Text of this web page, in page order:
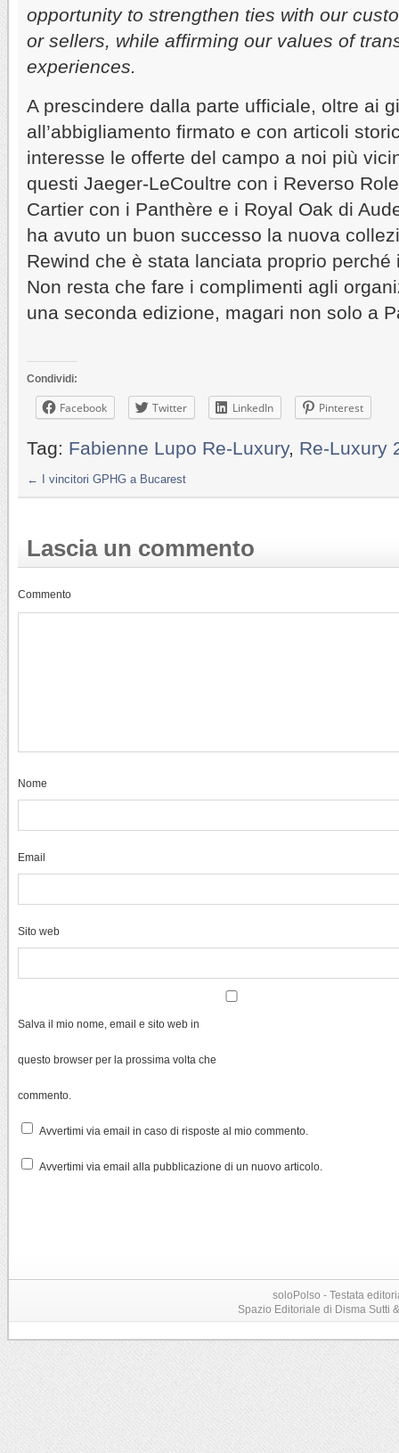
opportunity to strengthen ties with our
or sellers, while affirming our values of
experiences.
A prescindere dalla parte ufficiale, oltre ai
all’abbigliamento firmato e con articoli
interesse le offerte del campo a noi più
questi Jaeger-LeCoultre con i Reverso
Cartier con i Panthère e i Royal Oak di
ha avuto un buon successo la nuova
Rewind che è stata lanciata proprio perché
Non resta che fare i complimenti agli
una seconda edizione, magari non solo a
Condividi:
Facebook Twitter LinkedIn Pinterest
Tag: Fabienne Lupo Re-Luxury, Re-Luxury
← I vincitori GPHG a Bucarest
Lascia un commento
Commento
Nome
Email
Sito web
Salva il mio nome, email e sito web in
questo browser per la prossima volta che
commento.
Avvertimi via email in caso di risposte al mio commento.
Avvertimi via email alla pubblicazione di un nuovo articolo.
soloPolso - Testata
Spazio Editoriale di Disma Sutti